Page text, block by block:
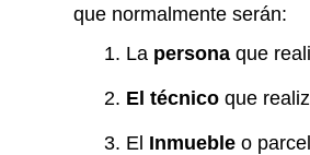
que normalmente serán:
La personaque
El técnico que
El Inmuebleo